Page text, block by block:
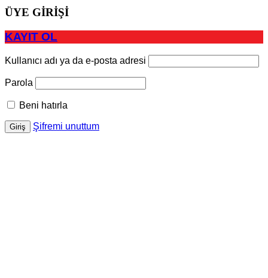
ÜYE GİRİŞİ
KAYIT OL
Kullanıcı adı ya da e-posta adresi
Parola
Beni hatırla
Şifremi unuttum